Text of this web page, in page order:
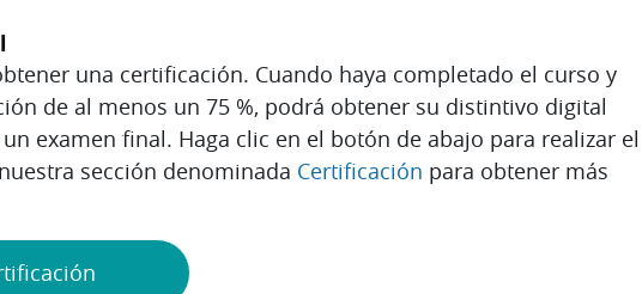
una certificación. Cuando haya completado el curso y
de al menos un 75 %, podrá obtener su distintivo digital
examen final. Haga clic en el botón de abajo para realizar el
sección denominada Certificación para obtener más